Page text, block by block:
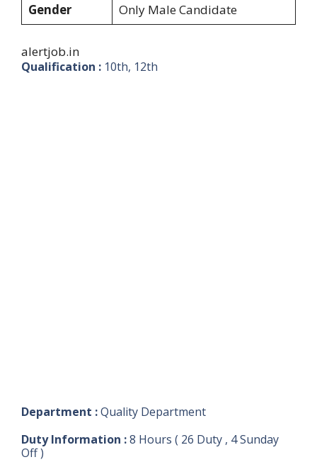
Gender
Only Male Candidate
alertjob.in
Qualification : 10th, 12th
Department :Quality Department
Duty Information :8 Hours ( 26 Duty , 4 Sunday
Off )